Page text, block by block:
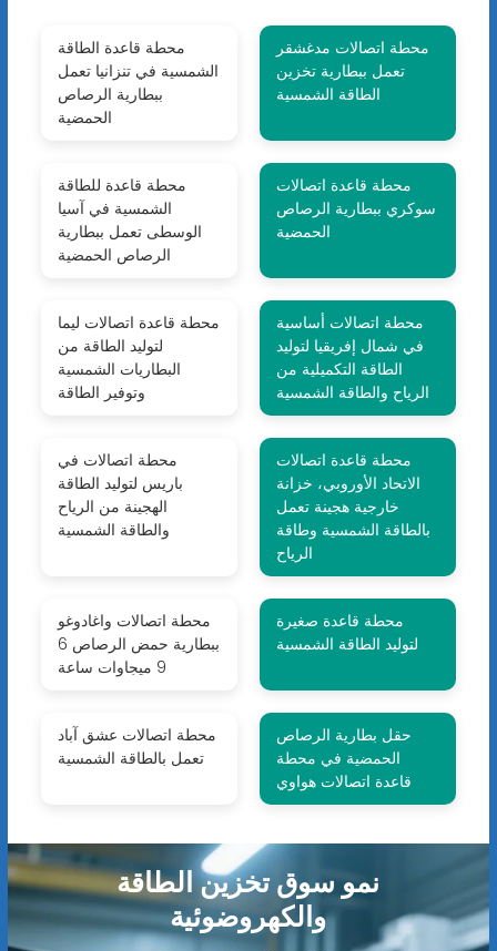
محطة قاعدة الطاقة
الشمسية في تنزانيا تعمل
ببطارية الرصاص
الحمضية
محطة اتصالات مدغشقر
تعمل ببطارية تخزين
الطاقة الشمسية
محطة قاعدة للطاقة
الشمسية في آسيا
الوسطى تعمل ببطارية
الرصاص الحمضية
محطة قاعدة اتصالات
سوكري ببطارية الرصاص
الحمضية
محطة قاعدة اتصالات ليما
لتوليد الطاقة من
البطاريات الشمسية
وتوفير الطاقة
محطة اتصالات أساسية
في شمال إفريقيا لتوليد
الطاقة التكميلية من
الرياح والطاقة الشمسية
محطة اتصالات في
باريس لتوليد الطاقة
الهجينة من الرياح
والطاقة الشمسية
محطة قاعدة اتصالات
الاتحاد الأوروبي، خزانة
خارجية هجينة تعمل
بالطاقة الشمسية وطاقة
الرياح
محطة اتصالات واغادوغو
ببطارية حمض الرصاص 6
9 ميجاوات ساعة
محطة قاعدة صغيرة
لتوليد الطاقة الشمسية
محطة اتصالات عشق آباد
تعمل بالطاقة الشمسية
حقل بطارية الرصاص
الحمضية في محطة
قاعدة اتصالات هواوي
نمو سوق تخزين الطاقة
والكهروضوئية